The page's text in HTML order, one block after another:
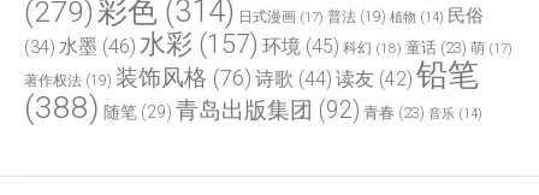
(279)彩色 (314) 日式漫画 (17) 普法 (19) 植物 (14) 民俗
(34) 水墨 (46) 水彩 (157) 环境 (45) 科幻 (18) 童话 (23) 萌 (17)
著作权法 (19) 装饰风格 (76) 诗歌 (44) 读友 (42) 铅笔
(388) 随笔 (29) 青岛出版集团 (92) 青春 (23) 音乐 (14)